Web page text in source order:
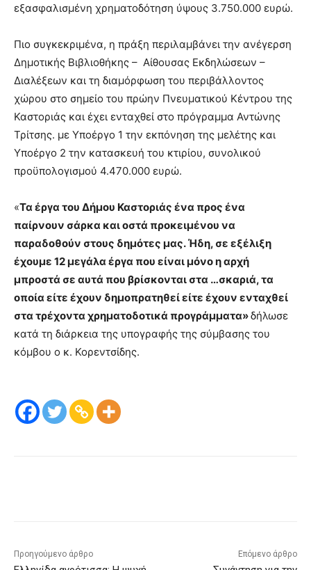
εξασφαλισμένη χρηματοδότηση ύψους 3.750.000 ευρώ.
Πιο συγκεκριμένα, η πράξη περιλαμβάνει την ανέγερση
Δημοτικής Βιβλιοθήκης – Αίθουσας Εκδηλώσεων –
Διαλέξεων και τη διαμόρφωση του περιβάλλοντος
χώρου στο σημείο του πρώην Πνευματικού Κέντρου της
Καστοριάς και έχει ενταχθεί στο πρόγραμμα Αντώνης
Τρίτσης. με Υποέργο 1 την εκπόνηση της μελέτης και
Υποέργο 2 την κατασκευή του κτιρίου, συνολικού
προϋπολογισμού 4.470.000 ευρώ.
«Τα έργα του Δήμου Καστοριάς ένα προς ένα
παίρνουν σάρκα και οστά προκειμένου να
παραδοθούν στους δημότες μας. Ήδη, σε εξέλιξη
έχουμε 12 μεγάλα έργα που είναι μόνο η αρχή
μπροστά σε αυτά που βρίσκονται στα …σκαριά, τα
οποία είτε έχουν δημοπρατηθεί είτε έχουν ενταχθεί
στα τρέχοντα χρηματοδοτικά προγράμματα»δήλωσε
κατά τη διάρκεια της υπογραφής της σύμβασης του
κόμβου ο κ. Κορεντσίδης.
Προηγούμενο άρθρο Επόμενο άρθρο